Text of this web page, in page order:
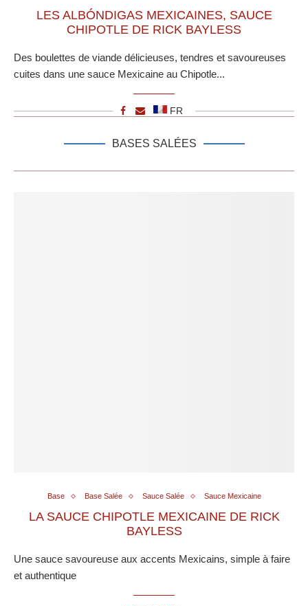
LES ALBÓNDIGAS MEXICAINES, SAUCE
CHIPOTLE DE RICK BAYLESS
Des boulettes de viande délicieuses, tendres et savoureuses
cuites dans une sauce Mexicaine au Chipotle...
FR
BASES SALÉES
Base Base Salée Sauce Salée Sauce Mexicaine
LA SAUCE CHIPOTLE MEXICAINE DE RICK
BAYLESS
Une sauce savoureuse aux accents Mexicains, simple à faire
et authentique